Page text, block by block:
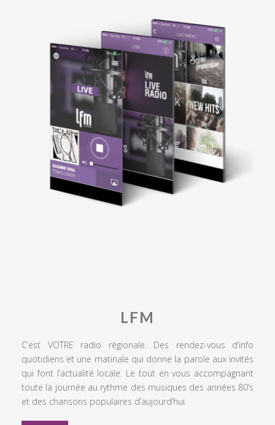
LFM
C’est VOTRE radio régionale. Des rendez-vous d’info
quotidiens et une matinale qui donne la parole aux invités
qui font l’actualité locale. Le tout en vous accompagnant
toute la journée au rythme des musiques des années 80’s
et des chansons populaires d’aujourd’hui.